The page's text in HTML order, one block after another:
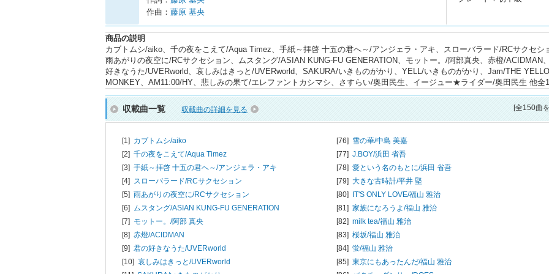
作曲： 藤原 基央
商品の説明
カブトムシ/aiko、千の夜をこえて/Aqua Timez、手紙～拝啓 十五の君へ～/アンジェラ・アキ、スローバラード/RCサクセシ
雨あがりの夜空に/RCサクセション、ムスタング/ASIAN KUNG-FU GENERATION、モットー。/阿部真央、赤橙/ACIDMAN
好きなうた/UVERworld、哀しみはきっと/UVERworld、SAKURA/いきものがかり、YELL/いきものがかり、Jam/THE
MONKEY、AM11:00/HY、悲しみの果て/エレファントカシマシ、さすらい/奥田民生、イージュー★ライダー/奥田民生 他全
収載曲一覧 収載曲の詳細を見る [全150曲
[1] カブトムシ/aiko
[2] 千の夜をこえて/Aqua Timez
[3] 手紙～拝啓 十五の君へ～/アンジェラ・アキ
[4] スローバラード/RCサクセション
[5] 雨あがりの夜空に/RCサクセション
[6] ムスタング/ASIAN KUNG-FU GENERATION
[7] モットー。/阿部 真央
[8] 赤燈/ACIDMAN
[9] 君の好きなうた/UVERworld
[10] 哀しみはきっと/UVERworld
[76] 雪の華/中島 美嘉
[77] J.BOY/浜田 省吾
[78] 愛という名のもとに/浜田 省吾
[79] 大きな古時計/平井 堅
[80] IT'S ONLY LOVE/福山 雅治
[81] 家族になろうよ/福山 雅治
[82] milk tea/福山 雅治
[83] 桜坂/福山 雅治
[84] 蛍/福山 雅治
[85] 東京にもあったんだ/福山 雅治